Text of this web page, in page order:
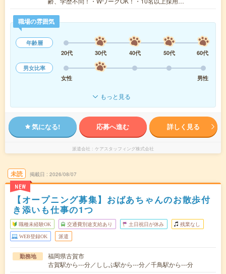
職場の雰囲気
年齢層
20代
30代 40代 50代
60代
男女比率
女性
男性
もっと見る
気になる! 応募へ進む 詳しく見る
派遣会社 ケアスタッフィング株式会社
未読
NEW
掲載日 2026/08/07
【オープニング募集】おばあちゃんのお散歩付
き添いも仕事の1つ
職種未経験OK 交通費別途支給あり 土日祝日が休み 残業なし
WEB登録OK 派遣
勤務地
福岡県古賀市
古賀駅から---分／ししぶ駅から---分／千鳥駅から---分